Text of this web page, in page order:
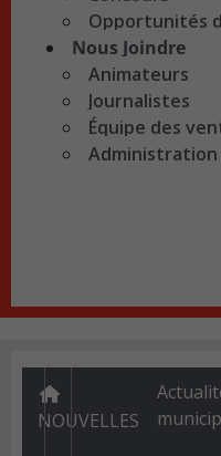
Opportunités
Nous Joindre
Animateurs
Journalistes
Équipe des
Administration
NOUVELLES